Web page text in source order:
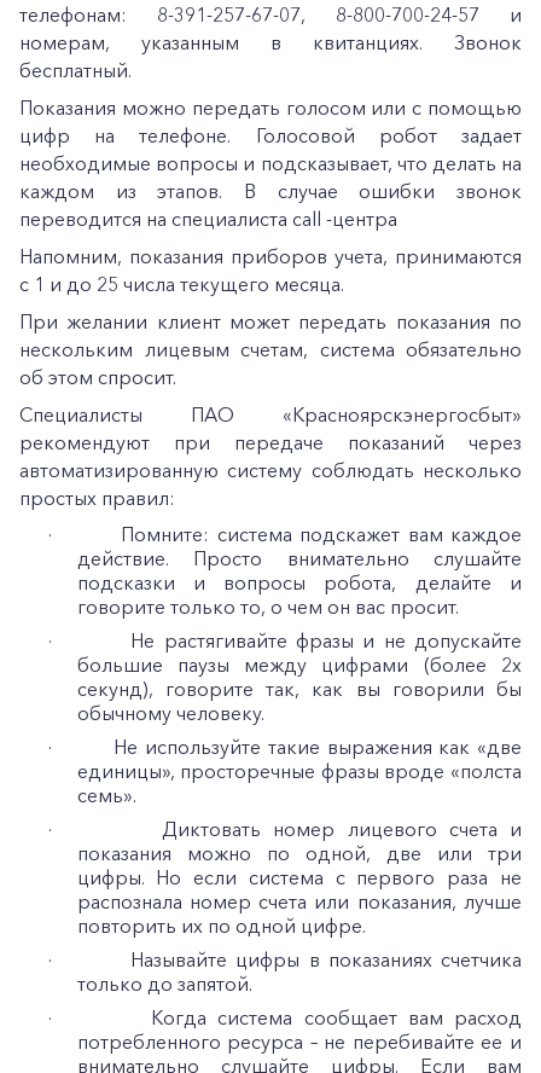
телефонам: 8-391-257-67-07, 8-800-700-24-57 и
номерам, указанным в квитанциях. Звонок
бесплатный.
Показания можно передать голосом или с помощью
цифр на телефоне. Голосовой робот задает
необходимые вопросы и подсказывает, что делать на
каждом из этапов. В случае ошибки звонок
переводится на специалиста call -центра
Напомним, показания приборов учета, принимаются
с 1 и до 25 числа текущего месяца.
При желании клиент может передать показания по
нескольким лицевым счетам, система обязательно
об этом спросит.
Специалисты ПАО «Красноярскэнергосбыт»
рекомендуют при передаче показаний через
автоматизированную систему соблюдать несколько
простых правил:
· Помните: система подскажет вам каждое
действие. Просто внимательно слушайте
подсказки и вопросы робота, делайте и
говорите только то, о чем он вас просит.
· Не растягивайте фразы и не допускайте
большие паузы между цифрами (более 2х
секунд), говорите так, как вы говорили бы
обычному человеку.
· Не используйте такие выражения как «две
единицы», просторечные фразы вроде «полста
семь».
· Диктовать номер лицевого счета и
показания можно по одной, две или три
цифры. Но если система с первого раза не
распознала номер счета или показания, лучше
повторить их по одной цифре.
· Называйте цифры в показаниях счетчика
только до запятой.
· Когда система сообщает вам расход
потребленного ресурса – не перебивайте ее и
внимательно слушайте цифры. Если вам